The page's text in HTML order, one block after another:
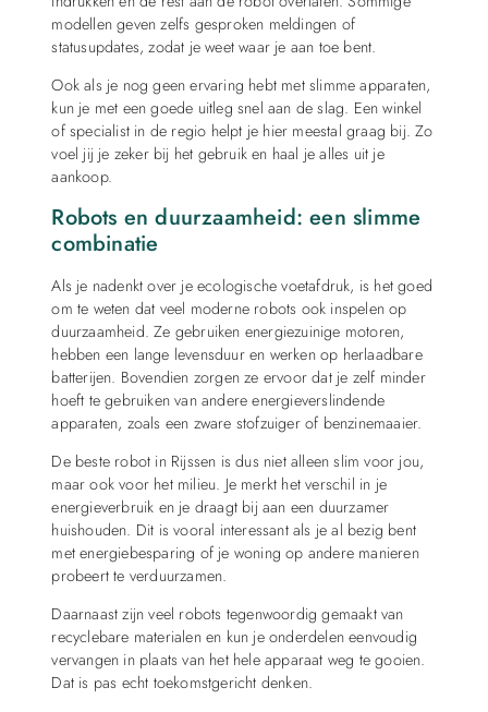
modellen geven zelfs gesproken meldingen of
statusupdates, zodat je weet waar je aan toe bent.
Ook als je nog geen ervaring hebt met slimme apparaten,
kun je met een goede uitleg snel aan de slag. Een winkel
of specialist in de regio helpt je hier meestal graag bij. Zo
voel jij je zeker bij het gebruik en haal je alles uit je
aankoop.
Robots en duurzaamheid: een slimme
combinatie
Als je nadenkt over je ecologische voetafdruk, is het goed
om te weten dat veel moderne robots ook inspelen op
duurzaamheid. Ze gebruiken energiezuinige motoren,
hebben een lange levensduur en werken op herlaadbare
batterijen. Bovendien zorgen ze ervoor dat je zelf minder
hoeft te gebruiken van andere energieverslindende
apparaten, zoals een zware stofzuiger of benzinemaaier.
De beste robot in Rijssen is dus niet alleen slim voor jou,
maar ook voor het milieu. Je merkt het verschil in je
energieverbruik en je draagt bij aan een duurzamer
huishouden. Dit is vooral interessant als je al bezig bent
met energiebesparing of je woning op andere manieren
probeert te verduurzamen.
Daarnaast zijn veel robots tegenwoordig gemaakt van
recyclebare materialen en kun je onderdelen eenvoudig
vervangen in plaats van het hele apparaat weg te gooien.
Dat is pas echt toekomstgericht denken.